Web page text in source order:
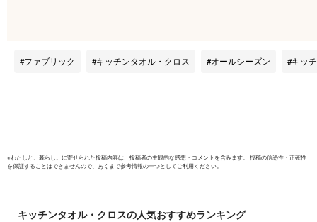
おしゃれ タオル ト
所 ギフ
ファブリック キッチンタオル・クロス オールシーズン キッ
※わたしと、暮らし。 に寄せられた投稿内容は、投稿者の主観的な感想・コメントを含みます。 投稿の信憑性・正確性
を保証することはできませんので、あくまで参考情報の一つとしてご利用ください。
キッチンタオル・クロスの人気おすすめランキング